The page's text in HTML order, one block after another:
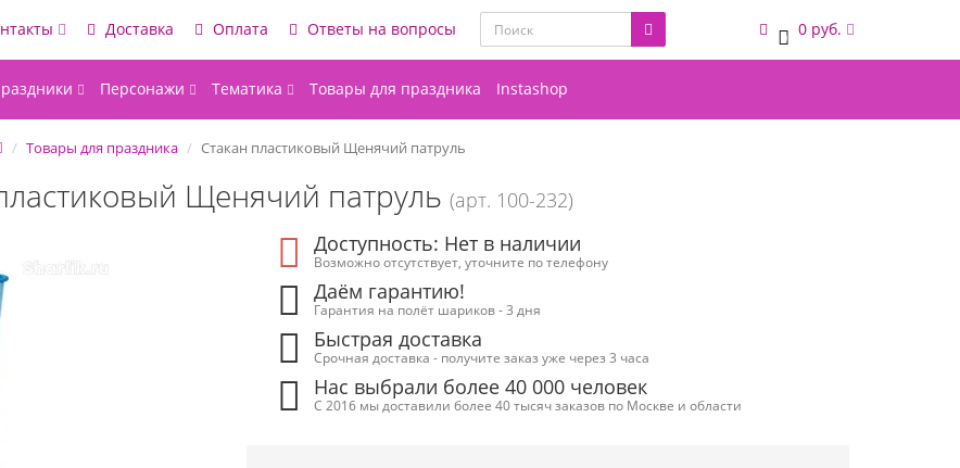
Доставка Оплата Ответы на вопросы 0 0 руб.
Персонажи Тематика Товары для праздника Instashop
Товары для праздника Стакан пластиковый Щенячий патруль
Щенячий патруль (арт. 100-232)
Доступность: Нет в наличии
Возможно отсутствует, уточните по телефону
Даём гарантию!
Гарантия на полёт шариков - 3 дня
Быстрая доставка
Срочная доставка - получите заказ уже через 3 часа
Нас выбрали более 40 000 человек
С 2016 мы доставили более 40 тысяч заказов по Москве и области